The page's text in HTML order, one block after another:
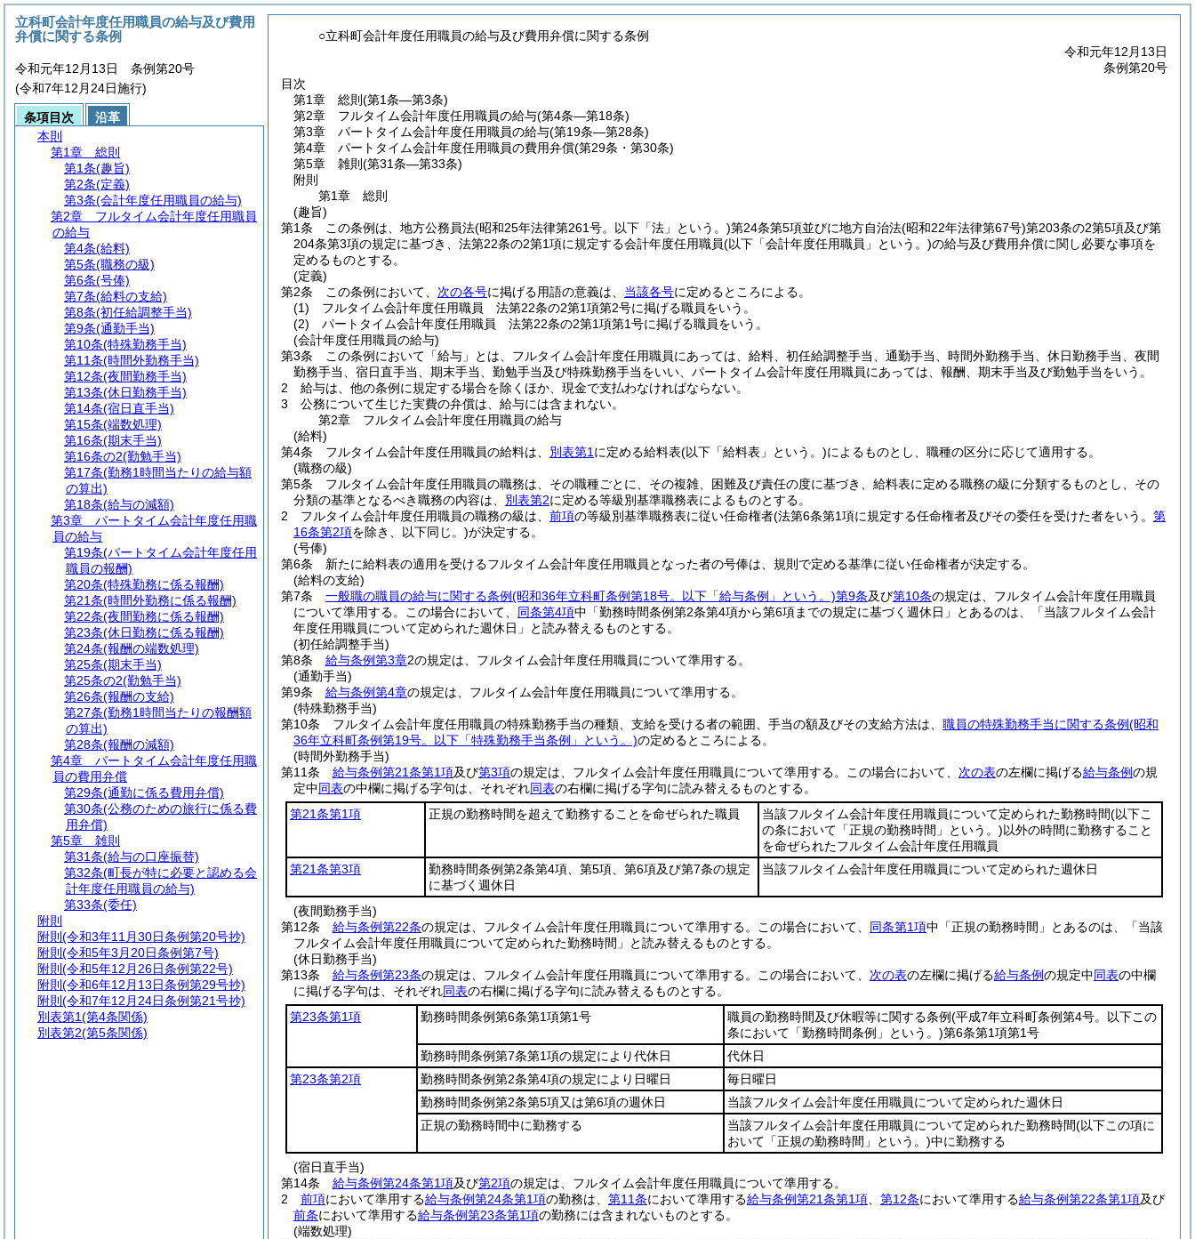
○立科町会計年度任用職員の給与及び費用弁償に関する条例
令和元年12月13日
条例第20号
目次
第1章
総則 (第1条―第3条)
第2章
フルタイム会計年度任用職員の給与(第4条―第18条)
第3章
パートタイム会計年度任用職員の給与(第19条―第28条)
第4章
パートタイム会計年度任用職員の費用弁償(第29条・第30条)
第5章
雑則 (第31条―第33条)
附則
第1章
総則
(趣旨)
第1条
この条例は、地方公務員法(昭和25年法律第261号。以下「法」という。)第24条第5項並びに地方自治法(昭和22年法律第67号)第203条の2第5項及び第
204条第3項の規定に基づき、法第22条の2第1項に規定する会計年度任用職員(以下「会計年度任用職員」という。)の給与及び費用弁償に関し必要な事項を
定めるものとする。
(定義)
第2条
この条例において、 次の各号に掲げる用語の意義は、 当該各号に定めるところによる。
(1)
フルタイム会計年度任用職員 法第22条の2第1項第2号に掲げる職員をいう。
(2)
パートタイム会計年度任用職員 法第22条の2第1項第1号に掲げる職員をいう。
(会計年度任用職員の給与)
第3条
この条例において「給与」とは、フルタイム会計年度任用職員にあっては、給料、初任給調整手当、通勤手当、時間外勤務手当、休日勤務手当、夜間
勤務手当、宿日直手当、期末手当、勤勉手当及び特殊勤務手当をいい、パートタイム会計年度任用職員にあっては、報酬、期末手当及び勤勉手当をいう。
2
給与は、他の条例に規定する場合を除くほか、現金で支払わなければならない。
3
公務について生じた実費の弁償は、給与には含まれない。
第2章
フルタイム会計年度任用職員の給与
(給料)
第4条
フルタイム会計年度任用職員の給料は、 別表第1 に定める給料表(以下「給料表」という。)によるものとし、職種の区分に応じて適用する。
(職務の級)
第5条
フルタイム会計年度任用職員の職務は、その職種ごとに、その複雑、困難及び責任の度に基づき、給料表に定める職務の級に分類するものとし、その
分類の基準となるべき職務の内容は、 別表第2に定める等級別基準職務表によるものとする。
2
フルタイム会計年度任用職員の職務の級は、 前項の等級別基準職務表に従い任命権者(法第6条第1項に規定する任命権者及びその委任を受けた者をいう。 第
16条第2項を除き、以下同じ。)が決定する。
(号俸)
第6条
新たに給料表の適用を受けるフルタイム会計年度任用職員となった者の号俸は、規則で定める基準に従い任命権者が決定する。
(給料の支給)
第7条
一般職の職員の給与に関する条例(昭和36年立科町条例第18号。以下「給与条例」という。)第9条及び第10条の規定は、フルタイム会計年度任用職員
について準用する。
この場合において、 同条第4項中「勤務時間条例第2条第4項から第6項までの規定に基づく週休日」とあるのは、「当該フルタイム会計
年度任用職員について定められた週休日」と読み替えるものとする。
(初任給調整手当)
第8条
給与条例第3章2の規定は、フルタイム会計年度任用職員について準用する。
(通勤手当)
第9条
給与条例第4章の規定は、フルタイム会計年度任用職員について準用する。
(特殊勤務手当)
第10条
フルタイム会計年度任用職員の特殊勤務手当の種類、支給を受ける者の範囲、手当の額及びその支給方法は、 職員の特殊勤務手当に関する条例(昭和
36年立科町条例第19号。以下「特殊勤務手当条例」という。)の定めるところによる。
(時間外勤務手当)
第11条
給与条例第21条第1項及び第3項の規定は、フルタイム会計年度任用職員について準用する。 この場合において、 次の表の左欄に掲げる給与条例の規
定中同表の中欄に掲げる字句は、それぞれ同表の右欄に掲げる字句に読み替えるものとする。
第21条第1項
正規の勤務時間を超えて勤務することを命ぜられた職員 当該フルタイム会計年度任用職員について定められた勤務時間(以下こ
の条において「正規の勤務時間」という。)以外の時間に勤務すること
を命ぜられたフルタイム会計年度任用職員
第21条第3項
勤務時間条例第2条第4項、第5項、第6項及び第7条の規定
に基づく週休日
当該フルタイム会計年度任用職員について定められた週休日
(夜間勤務手当)
第12条
給与条例第22条の規定は、フルタイム会計年度任用職員について準用する。 この場合において、 同条第1項中「正規の勤務時間」とあるのは、「当該
フルタイム会計年度任用職員について定められた勤務時間」と読み替えるものとする。
(休日勤務手当)
第13条
給与条例第23条の規定は、フルタイム会計年度任用職員について準用する。 この場合において、 次の表の左欄に掲げる給与条例の規定中同表の中欄
に掲げる字句は、それぞれ同表の右欄に掲げる字句に読み替えるものとする。
第23条第1項
勤務時間条例第6条第1項第1号 職員の勤務時間及び休暇等に関する条例(平成7年立科町条例第4号。以下この
条において「勤務時間条例」という。)第6条第1項第1号
勤務時間条例第7条第1項の規定により代休日
代休日
第23条第2項
勤務時間条例第2条第4項の規定により日曜日
毎日曜日
勤務時間条例第2条第5項又は第6項の週休日
当該フルタイム会計年度任用職員について定められた週休日
正規の勤務時間中に勤務する
当該フルタイム会計年度任用職員について定められた勤務時間(以下この項に
おいて「正規の勤務時間」という。)中に勤務する
(宿日直手当)
第14条
給与条例第24条第1項及び第2項の規定は、フルタイム会計年度任用職員について準用する。
2
前項において準用する給与条例第24条第1項の勤務は、 第11条において準用する給与条例第21条第1項 第12条において準用する給与条例第22条第1項及び
前条において準用する給与条例第23条第1項の勤務には含まれないものとする。
(端数処理)
立科町会計年度任用職員の給与及び費用
弁償に関する条例
令和元年12月13日 条例第20号
(令和7年12月24日施行)
条項目次
沿革
本則
第1章
総則
第1条(趣旨)
第2条(定義)
第3条(会計年度任用職員の給与)
第2章
フルタイム会計年度任用職員
の給与
第4条(給料)
第5条(職務の級)
第6条(号俸)
第7条(給料の支給)
第8条(初任給調整手当)
第9条(通勤手当)
第10条(特殊勤務手当)
第11条(時間外勤務手当)
第12条(夜間勤務手当)
第13条(休日勤務手当)
第14条(宿日直手当)
第15条(端数処理)
第16条(期末手当)
第16条の2(勤勉手当)
第17条(勤務1時間当たりの給与額
の算出)
第18条(給与の減額)
第3章
パートタイム会計年度任用職
員の給与
第19条(パートタイム会計年度任用
職員の報酬)
第20条(特殊勤務に係る報酬)
第21条(時間外勤務に係る報酬)
第22条(夜間勤務に係る報酬)
第23条(休日勤務に係る報酬)
第24条(報酬の端数処理)
第25条(期末手当)
第25条の2(勤勉手当)
第26条(報酬の支給)
第27条(勤務1時間当たりの報酬額
の算出)
第28条(報酬の減額)
第4章
パートタイム会計年度任用職
員の費用弁償
第29条(通勤に係る費用弁償)
第30条(公務のための旅行に係る費
用弁償)
第5章
雑則
第31条(給与の口座振替)
第32条(町長が特に必要と認める会
計年度任用職員の給与)
第33条(委任)
附則
附則 (令和3年11月30日条例第20号抄)
附則 (令和5年3月20日条例第7号)
附則 (令和5年12月26日条例第22号)
附則 (令和6年12月13日条例第29号抄)
附則 (令和7年12月24日条例第21号抄)
別表第1(第4条関係)
別表第2(第5条関係)